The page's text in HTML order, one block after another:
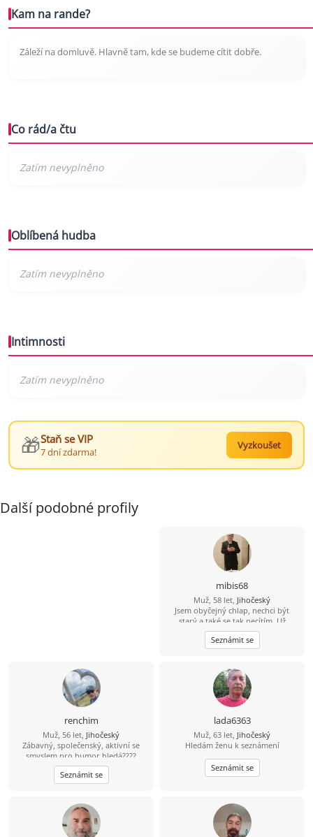
Kam na rande?
Záleží na domluvě. Hlavně tam, kde se budeme cítit dobře.
Co rád/a čtu
Oblíbená hudba
Intimnosti
🎁Staň se VIP
7 dní zdarma!
Vyzkoušet
Další podobné profily
mibis68
Muž, 58 let, Jihočeský
Jsem obyčejný chlap, nechci být
starý a také se tak necítím. Už
dlouho jsem někomu neřekl
"miláčku, lásko". Chtěl bych poznat
spíše štíhlou ženu, která by to chtěla
to i já slyšel iod ní. Jinak dílna,
zahrádka, dům, kolo, voda,
houbaření, cross golf, trochu tanec,
hudba, atd.
Seznámit se
renchim
Muž, 56 let, Jihočeský
Zábavný, společenský, aktivní se
smyslem pro humor hledá????
Najdu????
Seznámit se
lada6363
Muž, 63 let, Jihočeský
Hledám ženu k seznámení
Seznámit se